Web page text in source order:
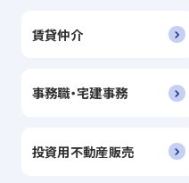
賃貸仲介
事務職・宅建事務
投資用不動産販売